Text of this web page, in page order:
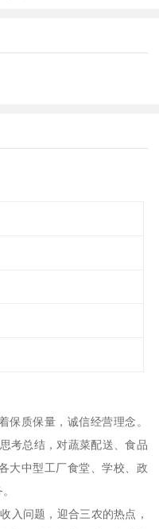
保质保量，诚信经营理念。
考总结，对蔬菜配送、食品
大中型工厂食堂、学校、政
入问题，迎合三农的热点，